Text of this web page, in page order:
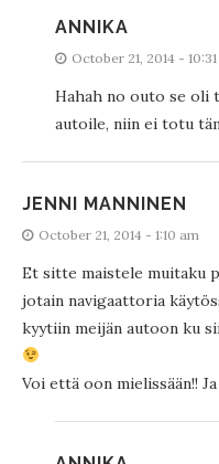
ANNIKA
October 21, 2014 -
Hahah no outo se oli
autoile, niin ei totu
JENNI MANNINEN
October 21, 2014 - 1:10 am
Et sitte maistele muitaku
jotain navigaattoria
kyytiin meijän autoon ku
Voi että oon mielissään!!